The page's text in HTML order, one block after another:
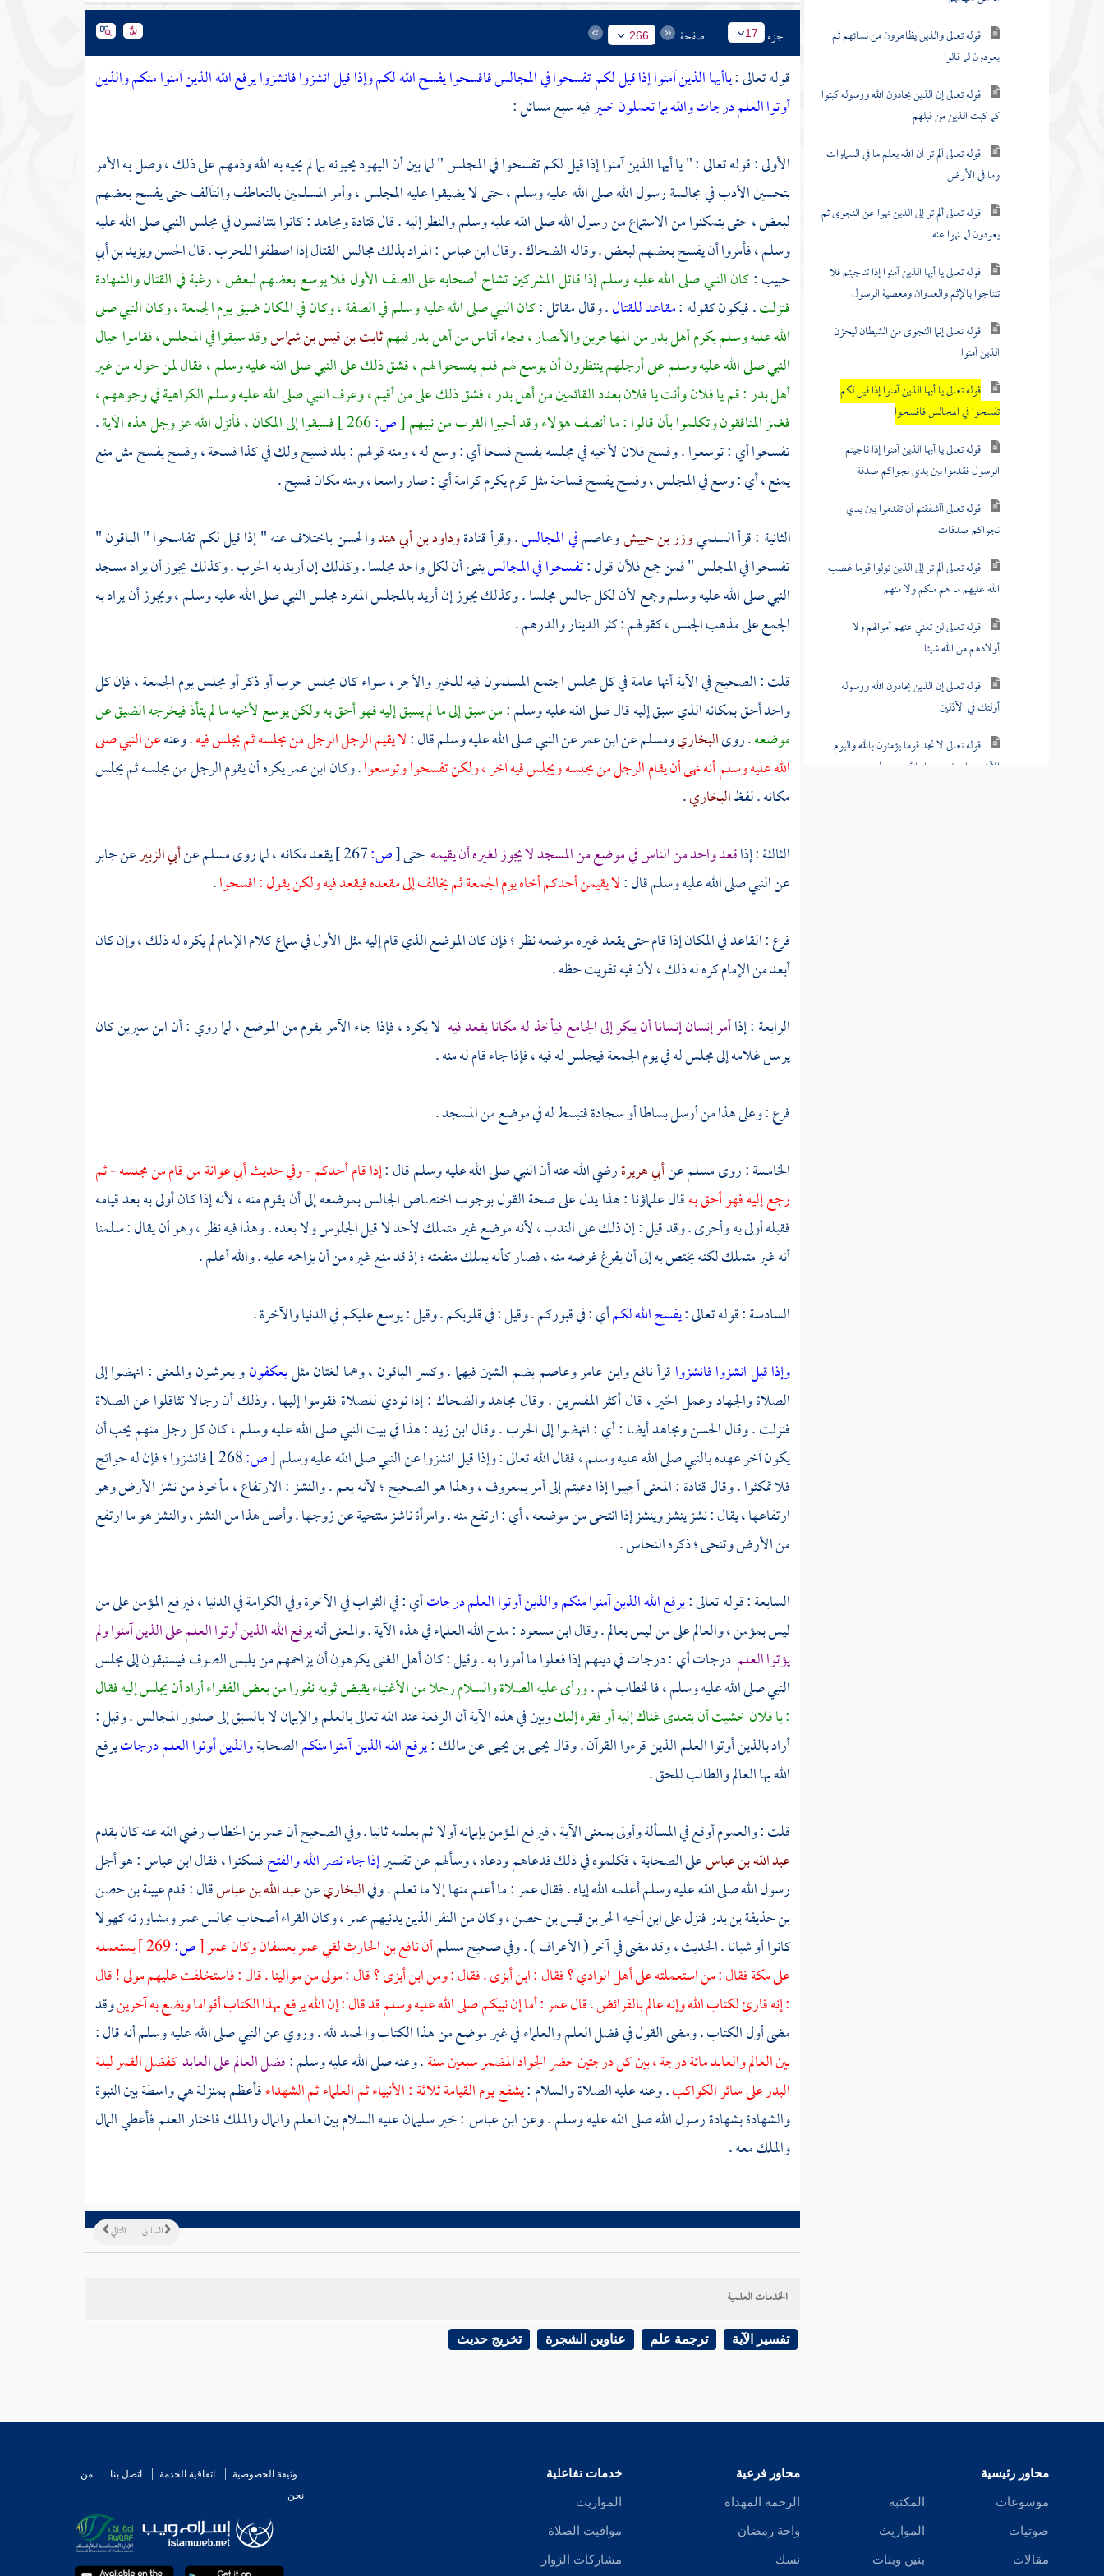
قوله تعالى والذين يظاهرون من نسائهم ثم
يعودون لما قالوا
قوله تعالى إن الذين يحادون الله ورسوله كبتوا
كما كبت الذين من قبلهم
قوله تعالى ألم تر أن الله يعلم ما في السماوات
وما في الأرض
قوله تعالى ألم تر إلى الذين نهوا عن النجوى ثم
يعودون لما نهوا عنه
قوله تعالى يا أيها الذين آمنوا إذا تناجيتم فلا
تتناجوا بالإثم والعدوان ومعصية الرسول
قوله تعالى إنما النجوى من الشيطان ليحزن
الذين آمنوا
قوله تعالى يا أيها الذين آمنوا إذا قيل لكم
تفسحوا في المجالس فافسحوا
قوله تعالى يا أيها الذين آمنوا إذا ناجيتم
الرسول فقدموا بين يدي نجواكم صدقة
قوله تعالى أأشفقتم أن تقدموا بين يدي
نجواكم صدقات
قوله تعالى ألم تر إلى الذين تولوا قوما غضب
الله عليهم ما هم منكم ولا منهم
قوله تعالى لن تغني عنهم أموالهم ولا
أولادهم من الله شيئا
قوله تعالى إن الذين يحادون الله ورسوله
أولئك في الأذلين
قوله تعالى لا تجد قوما يؤمنون بالله واليوم
الآخر يوادون من حاد الله ورسوله
تفسير سورة والعصر
تفسير سورة الهمزة
جزء 17 صفحة 266
قوله تعالى :ياأيها الذين آمنوا إذا قيل لكم تفسحوا في المجالس فافسحوا يفسح الله لكم وإذا قيل انشزوا فانشزوا يرفع الله الذين آمنوا منكم والذين
أوتوا العلم درجات والله بما تعملون خبيرفيه سبع مسائل :
الأولى : قوله تعالى : " يا أيها الذين آمنوا إذا قيل لكم تفسحوا في المجلس " لما بين أناليهوديحيونه بما لم يحيه به الله وذمهم على ذلك ، وصل به الأمر
بتحسين الأدب في مجالسة رسول الله صلى الله عليه وسلم ، حتى لا يضيقوا عليه المجلس ، وأمر المسلمين بالتعاطف والتآلف حتى يفسح بعضهم
لبعض ، حتى يتمكنوا من الاستماع من رسول الله صلى الله عليه وسلم والنظر إليه . قالقتادةومجاهد: كانوا يتنافسون في مجلس النبي صلى الله عليه
وسلم ، فأمروا أن يفسح بعضهم لبعض . وقالهالضحاك. وقالابن عباس: المراد بذلك مجالس القتال إذا اصطفوا للحرب . قالالحسنويزيد بن أبي
حبيب:كان النبي صلى الله عليه وسلم إذا قاتل المشركين تشاح أصحابه على الصف الأول فلا يوسع بعضهم لبعض ، رغبة في القتال والشهادة
فنزلت. فيكون كقوله :مقاعد للقتال. وقالمقاتل:كان النبي صلى الله عليه وسلم في الصفة ، وكان في المكان ضيق يوم الجمعة ، وكان النبي صلى
الله عليه وسلم يكرمأهلبدرمنالمهاجرينوالأنصار، فجاء أناس منأهلبدرفيهمثابت بن قيس بن شماسوقد سبقوا في المجلس ، فقاموا حيال
النبي صلى الله عليه وسلم على أرجلهم ينتظرون أن يوسع لهم فلم يفسحوا لهم ، فشق ذلك على النبي صلى الله عليه وسلم ، فقال لمن حوله من غير
أهلبدر: قم يا فلان وأنت يا فلان بعدد القائمين منأهلبدر، فشق ذلك على من أقيم ، وعرف النبي صلى الله عليه وسلم الكراهية في وجوههم ،
فغمز المنافقون وتكلموا بأن قالوا : ما أنصف هؤلاء وقد أحبوا القرب من نبيهم[ص: فسبقوا إلى المكان ، فأنزل الله عز وجل هذه الآية.
تفسحوا أي : توسعوا . وفسح فلان لأخيه في مجلسه يفسح فسحا أي : وسع له ، ومنه قولهم : بلد فسيح ولك في كذا فسحة ، وفسح يفسح مثل منع
يمنع ، أي : وسع في المجلس ، وفسح يفسح فساحة مثل كرم يكرم كرامة أي : صار واسعا ، ومنه مكان فسيح .
الثانية : قرأالسلميوزر بن حبيشوعاصمفي المجالس. وقرأقتادةوداود بن أبي هندوالحسنباختلاف عنه " إذا قيل لكم تفاسحوا " الباقون "
تفسحوا في المجلس " فمن جمع فلأن قول :تفسحوا في المجالسينبئ أن لكل واحد مجلسا . وكذلك إن أريد به الحرب . وكذلك يجوز أن يرادمسجد
النبيصلى الله عليه وسلم وجمع لأن لكل جالس مجلسا . وكذلك يجوز إن أريد بالمجلس المفرد مجلس النبي صلى الله عليه وسلم ، ويجوز أن يراد به
الجمع على مذهب الجنس ، كقولهم : كثر الدينار والدرهم .
قلت : الصحيح في الآية أنها عامة في كل مجلس اجتمع المسلمون فيه للخير والأجر ، سواء كان مجلس حرب أو ذكر أو مجلس يوم الجمعة ، فإن كل
واحد أحق بمكانه الذي سبق إليه قال صلى الله عليه وسلم :من سبق إلى ما لم يسبق إليه فهو أحق به ولكن يوسع لأخيه ما لم يتأذ فيخرجه الضيق عن
موضعه. روىالبخاريومسلمعنابن عمرعن النبي صلى الله عليه وسلم قال :لا يقيم الرجل الرجل من مجلسه ثم يجلس فيه. وعنهعن النبي صلى
الله عليه وسلم أنه نهى أن يقام الرجل من مجلسه ويجلس فيه آخر ، ولكن تفسحوا وتوسعوا. وكانابن عمريكره أن يقوم الرجل من مجلسه ثم يجلس
مكانه . لفظالبخاري.
الثالثة : إذاقعد واحد من الناس في موضع من المسجد لا يجوز لغيره أن يقيمه حتى[ص: يقعد مكانه ، لما روىمسلمعنأبي الزبيرعنجابر
عن النبي صلى الله عليه وسلم قال :لا يقيمن أحدكم أخاه يوم الجمعة ثم يخالف إلى مقعده فيقعد فيه ولكن يقول : افسحوا.
فرع : القاعد في المكان إذا قام حتى يقعد غيره موضعه نظر ؛ فإن كان الموضع الذي قام إليه مثل الأول في سماع كلام الإمام لم يكره له ذلك ، وإن كان
أبعد من الإمام كره له ذلك ، لأن فيه تفويت حظه .
الرابعة : إذاأمر إنسان إنسانا أن يبكر إلى الجامع فيأخذ له مكانا يقعد فيه لا يكره ، فإذا جاء الآمر يقوم من الموضع ، لما روي : أنابن سيرينكان
يرسل غلامه إلى مجلس له في يوم الجمعة فيجلس له فيه ، فإذا جاء قام له منه .
فرع : وعلى هذا من أرسل بساطا أو سجادة فتبسط له في موضع من المسجد .
الخامسة : روىمسلمعنأبي هريرةرضي الله عنه أن النبي صلى الله عليه وسلم قال :إذا قام أحدكم - وفي حديثأبي عوانةمن قام من مجلسه - ثم
رجع إليه فهو أحق بهقال علماؤنا : هذا يدل على صحة القول بوجوب اختصاص الجالس بموضعه إلى أن يقوم منه ، لأنه إذا كان أولى به بعد قيامه
فقبله أولى به وأحرى . وقد قيل : إن ذلك على الندب ، لأنه موضع غير متملك لأحد لا قبل الجلوس ولا بعده . وهذا فيه نظر ، وهو أن يقال : سلمنا
أنه غير متملك لكنه يختص به إلى أن يفرغ غرضه منه ، فصار كأنه يملك منفعته ؛ إذ قد منع غيره من أن يزاحمه عليه . والله أعلم .
السادسة : قوله تعالى :يفسح الله لكمأي : في قبوركم . وقيل : في قلوبكم . وقيل : يوسع عليكم في الدنيا والآخرة .
وإذا قيل انشزوا فانشزواقرأنافعوابن عامروعاصمبضم الشين فيهما . وكسر الباقون ، وهما لغتان مثليعكفونو يعرشون والمعنى : انهضوا إلى
الصلاة والجهاد وعمل الخير ، قال أكثر المفسرين . وقالمجاهدوالضحاك : إذا نودي للصلاة فقوموا إليها . وذلك أن رجالا تثاقلوا عن الصلاة
فنزلت . وقالالحسنومجاهدأيضا : أي : انهضوا إلى الحرب . وقالابن زيد: هذا في بيت النبي صلى الله عليه وسلم ، كان كل رجل منهم يحب أن
يكون آخر عهده بالنبي صلى الله عليه وسلم ، فقال الله تعالى : وإذا قيل انشزوا عن النبي صلى الله عليه وسلم[ص:
فانشزوا ؛ فإن له حوائج
فلا تمكثوا . وقالقتادة: المعنى أجيبوا إذا دعيتم إلى أمر بمعروف ، وهذا هو الصحيح ؛ لأنه يعم . والنشز : الارتفاع ، مأخوذ من نشز الأرض وهو
ارتفاعها ، يقال : نشز ينشز وينشز إذا انتحى من موضعه ، أي : ارتفع منه . وامرأة ناشز منتحية عن زوجها . وأصل هذا من النشز ، والنشز هو ما ارتفع
من الأرض وتنحى ؛ ذكرهالنحاس.
السابعة : قوله تعالى :يرفع الله الذين آمنوا منكم والذين أوتوا العلم درجاتأي : في الثواب في الآخرة وفي الكرامة في الدنيا ، فيرفع المؤمن على من
ليس بمؤمن ، والعالم على من ليس بعالم . وقالابن مسعود: مدح الله العلماء في هذه الآية . والمعنى أنهيرفع الله الذين أوتوا العلم على الذين آمنوا ولم
يؤتوا العلم درجات أي : درجات في دينهم إذا فعلوا ما أمروا به . وقيل : كان أهل الغنى يكرهون أن يزاحمهم من يلبس الصوف فيستبقون إلى مجلس
النبي صلى الله عليه وسلم ، فالخطاب لهم .ورأى عليه الصلاة والسلام رجلا من الأغنياء يقبض ثوبه نفورا من بعض الفقراء أراد أن يجلس إليه فقال
: يا فلان خشيت أن يتعدى غناك إليه أو فقره إليكوبين في هذه الآية أن الرفعة عند الله تعالى بالعلم والإيمان لا بالسبق إلى صدور المجالس . وقيل :
أراد بالذين أوتوا العلم الذين قرءوا القرآن . وقاليحيى بن يحيىعنمالك:يرفع الله الذين آمنوا منكمالصحابةوالذين أوتوا العلم درجاتيرفع
الله بها العالم والطالب للحق .
قلت : والعموم أوقع في المسألة وأولى بمعنى الآية ، فيرفع المؤمن بإيمانه أولا ثم بعلمه ثانيا . وفي الصحيح أنعمر بن الخطابرضي الله عنه كان يقدم
عبد الله بن عباسعلى الصحابة ، فكلموه في ذلك فدعاهم ودعاه ، وسألهم عن تفسيرإذا جاء نصر الله والفتحفسكتوا ، فقالابن عباس: هو أجل
رسول الله صلى الله عليه وسلم أعلمه الله إياه . فقالعمر: ما أعلم منها إلا ما تعلم . وفيالبخاريعنعبد الله بن عباسقال : قدمعيينة بن حصن
بن حذيفة بن بدرفنزل على ابن أخيهالحر بن قيس بن حصن، وكان من النفر الذين يدنيهمعمر، وكان القراء أصحاب مجالسعمرومشاورته كهولا
كانوا أو شبانا . الحديث ، وقد مضى في آخر ( الأعراف ) . وفي صحيحمسلمأننافع بن الحارثلقيعمربعسفانوكانعمر[ص:
يستعمله
علىمكةفقال : من استعملته علىأهل الوادي؟ فقال :ابن أبزى. فقال : ومنابن أبزى؟ قال : مولى من موالينا . قال : فاستخلفت عليهم مولى ! قال
: إنه قارئ لكتاب الله وإنه عالم بالفرائض . قالعمر: أما إن نبيكم صلى الله عليه وسلم قد قال : إن الله يرفع بهذا الكتاب أقواما ويضع به آخرينوقد
مضى أول الكتاب . ومضى القول في فضل العلم والعلماء في غير موضع من هذا الكتاب والحمد لله . وروي عن النبي صلى الله عليه وسلم أنه قال :
بين العالم والعابد مائة درجة ، بين كل درجتين حضر الجواد المضمر سبعين سنة. وعنه صلى الله عليه وسلم :فضل العالم على العابدكفضل القمر ليلة
البدر على سائر الكواكب. وعنه عليه الصلاة والسلام :يشفع يوم القيامة ثلاثة : الأنبياء ثم العلماء ثم الشهداءفأعظم بمنزلة هي واسطة بين النبوة
والشهادة بشهادة رسول الله صلى الله عليه وسلم . وعنابن عباس: خيرسليمانعليه السلام بين العلم والمال والملك فاختار العلم فأعطي المال
والملك معه .
التالي السابق
الخدمات العلمية
تفسير الآية ترجمة علم عناوين الشجرة تخريج حديث
محاور رئيسية
موسوعات
صوتيات
مقالات
المكتبة
المواريث
بنين وبنات
محاور فرعية
الرحمة المهداة
واحة رمضان
نسك
خدمات تفاعلية
المواريث
مواقيت الصلاة
مشاركات الزوار
وثيقة الخصوصية اتفاقية الخدمة اتصل بنا
من
نحن